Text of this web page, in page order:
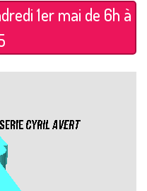
1er mai de 6h à